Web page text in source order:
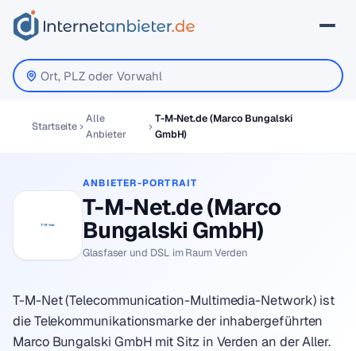
Startseite
Alle
Anbieter
T-M-Net.de (Marco Bungalski
GmbH)
ANBIETER-PORTRAIT
T-M-Net.de (Marco
Bungalski GmbH)
Glasfaser und DSL im Raum Verden
T-M-Net (Telecommunication-Multimedia-Network) ist
die Telekommunikationsmarke der inhabergeführten
Marco Bungalski GmbH mit Sitz in Verden an der Aller.